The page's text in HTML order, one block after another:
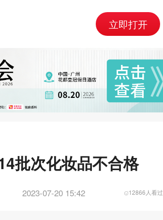
立即打开
批次化妆品不合格
2023-07-20 15:42 12866人看过